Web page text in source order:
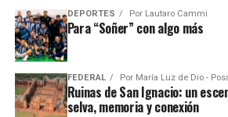
DEPORTES Por Lautaro Cammi
Para “Soñer” con algo más
FEDERAL Por María Luz de Dio -
Ruinas de San Ignacio: un
selva, memoria y conexión